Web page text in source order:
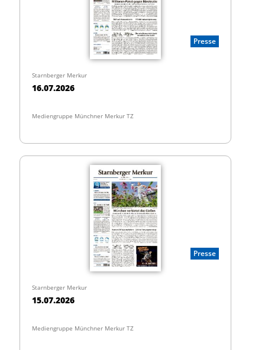
Presse
Starnberger Merkur
16.07.2026
Mediengruppe Münchner Merkur TZ
Presse
Starnberger Merkur
15.07.2026
Mediengruppe Münchner Merkur TZ